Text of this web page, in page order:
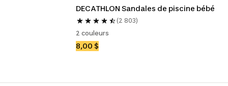
(2 803)
2 couleurs
8,00 $